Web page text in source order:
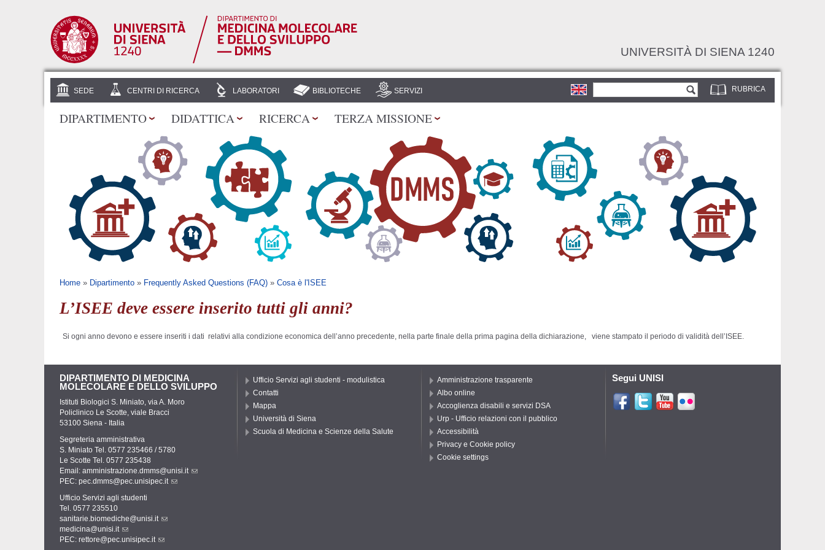
UNIVERSITÀ DI SIENA 1240
RUBRICA
Form di ricerca
SEDE CENTRI DI RICERCA LABORATORI BIBLIOTECHE SERVIZI
DIPARTIMENTO DIDATTICA RICERCA TERZA MISSIONE
Tu sei qui
Home » Dipartimento » Frequently Asked Questions (FAQ) » Cosa è l'ISEE
L’ISEE deve essere inserito tutti gli anni?
Si ogni anno devono e essere inseriti i dati relativi alla condizione economica dell’anno precedente, nella parte finale della prima pagina della dichiarazione, viene stampato il periodo di validità dell’ISEE.
DIPARTIMENTO DI MEDICINA
MOLECOLARE E DELLO SVILUPPO
Istituti Biologici S. Miniato, via A. Moro
Policlinico Le Scotte, viale Bracci
53100 Siena - Italia
Segreteria amministrativa
S. Miniato Tel. 0577 235466 / 5780
Le Scotte Tel. 0577 235438
Email: amministrazione.dmms@unisi.it
PEC: pec.dmms@pec.unisipec.it
Ufficio Servizi agli studenti
Tel. 0577 235510
sanitarie.biomediche@unisi.it
medicina@unisi.it
PEC: rettore@pec.unisipec.it
Ufficio Servizi agli studenti - modulistica
Contatti
Mappa
Università di Siena
Scuola di Medicina e Scienze della Salute
Amministrazione trasparente
Albo online
Accoglienza disabili e servizi DSA
Urp - Ufficio relazioni con il pubblico
Accessibilità
Privacy e Cookie policy
Cookie settings
Segui UNISI